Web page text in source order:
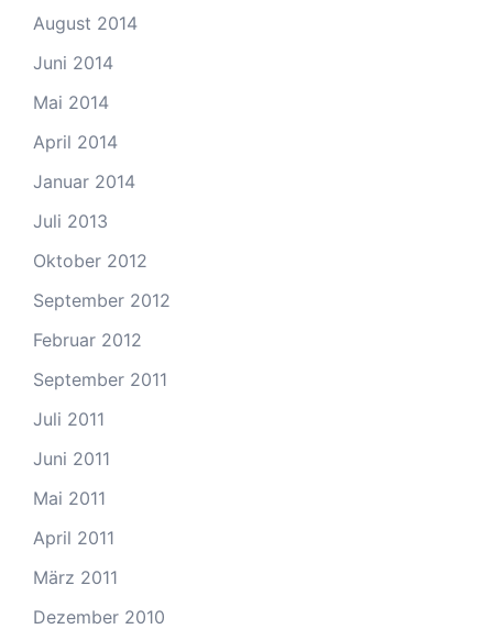
August 2014
Juni 2014
Mai 2014
April 2014
Januar 2014
Juli 2013
Oktober 2012
September 2012
Februar 2012
September 2011
Juli 2011
Juni 2011
Mai 2011
April 2011
März 2011
Dezember 2010